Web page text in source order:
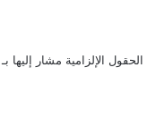
الحقول الإلزامية مشار إليها بـ